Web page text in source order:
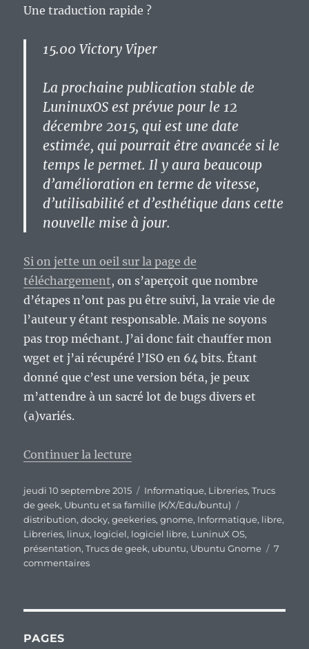
Une traduction rapide ?
15.00 Victory Viper
La prochaine publication stable de
LuninuxOS est prévue pour le 12
décembre 2015, qui est une date
estimée, qui pourrait être avancée si le
temps le permet. Il y aura beaucoup
d’amélioration en terme de vitesse,
d’utilisabilité et d’esthétique dans cette
nouvelle mise à jour.
Si on jette un oeil sur la page de
téléchargement, on s’aperçoit que nombre
d’étapes n’ont pas pu être suivi, la vraie vie de
l’auteur y étant responsable. Mais ne soyons
pas trop méchant. J’ai donc fait chauffer mon
wget et j’ai récupéré l’ISO en 64 bits. Étant
donné que c’est une version béta, je peux
m’attendre à un sacré lot de bugs divers et
(a)variés.
Continuer la lecture
Publié
le
jeudi 10 septembre 2015 Catégories
Informatique, Libreries,Trucs
de geek, Ubuntu et sa famille (K/X/Edu/buntu)
distribution,docky,geekeries,gnome, Informatique, libre,
Libreries, linux, logiciel, logiciel libre, LuninuX OS,
présentation,Trucs de geek, ubuntu, Ubuntu Gnome
7
commentairessur
PAGES